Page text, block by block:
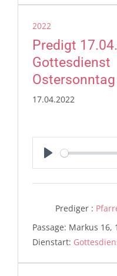
2022
Predigt
Gottesdienst
17.04.2022
Play
Prediger :
Passage: Markus 16,
Dienstart: